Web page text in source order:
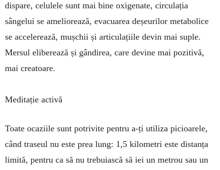
dispare, celulele sunt mai bine oxi­genate, cir­cu­lația
sângelui se ame­lio­rează, evacuarea deșeurilor metabolice
se ac­ce­lerează, mușchii și ar­ti­culațiile de­vin mai suple.
Mersul eli­berează și gân­direa, care de­vine mai po­zitivă,
mai crea­toare.
Meditație activă
Toate ocaziile sunt po­trivite pentru a-ți utiliza pi­cioarele,
când traseul nu este prea lung: 1,5 kilometri este distanța
limită, pentru ca să nu trebuiască să iei un metrou sau un